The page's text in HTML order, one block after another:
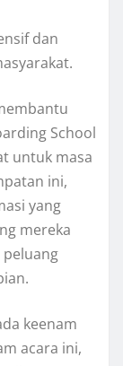
dan
School
untuk masa
ini,
yang
mereka
keenam
acara ini,